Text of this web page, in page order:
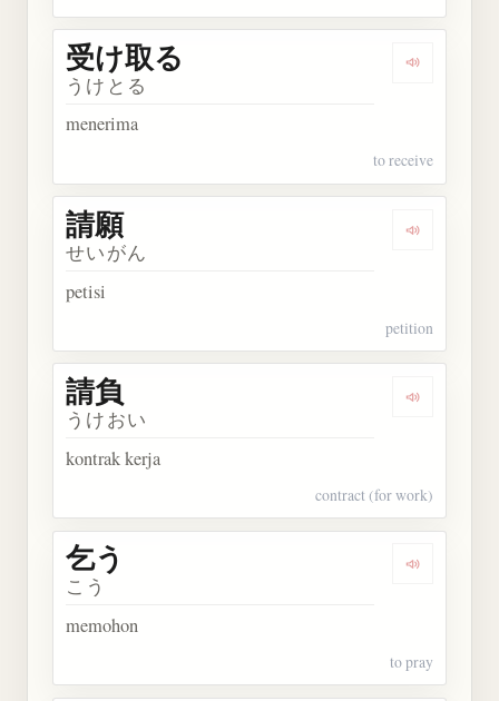
Dengarkan
受け取る
うけとる
menerima
to receive
Dengarkan
請願
せいがん
petisi
petition
Dengarkan
請負
うけおい
kontrak kerja
contract (for work)
Dengarkan
乞う
こう
memohon
to pray